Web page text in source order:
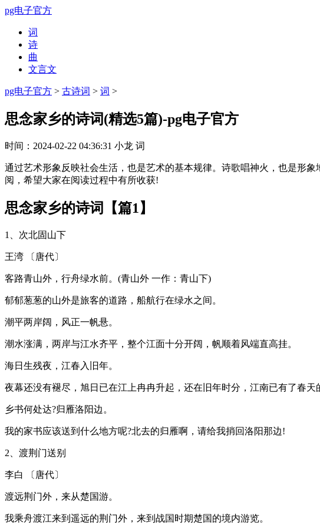
pg电子官方
词
诗
曲
文言文
pg电子官方 > 古诗词 > 词 >
思念家乡的诗词(精选5篇)-pg电子官方
时间： 2024-02-22 04:36:31 小龙 词
通过艺术形象反映社会生活，也是艺术的基本规律。诗歌唱神火，也是形
阅，希望大家在阅读过程中有所收获!
思念家乡的诗词【篇1】
1、次北固山下
王湾 〔唐代〕
客路青山外，行舟绿水前。(青山外 一作：青山下)
郁郁葱葱的山外是旅客的道路，船航行在绿水之间。
潮平两岸阔，风正一帆悬。
潮水涨满，两岸与江水齐平，整个江面十分开阔，帆顺着风端直高挂。
海日生残夜，江春入旧年。
夜幕还没有褪尽，旭日已在江上冉冉升起，还在旧年时分，江南已有了春天
乡书何处达?归雁洛阳边。
我的家书应该送到什么地方呢?北去的归雁啊，请给我捎回洛阳那边!
2、渡荆门送别
李白 〔唐代〕
渡远荆门外，来从楚国游。
我乘舟渡江来到遥远的荆门外，来到战国时期楚国的境内游览。